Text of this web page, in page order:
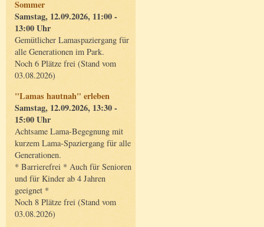
Sommer
Samstag, 12.09.2026, 11:00 -
13:00 Uhr
Gemütlicher Lamaspaziergang für
alle Generationen im Park.
Noch 6 Plätze frei (Stand vom
03.08.2026)
"Lamas hautnah" erleben
Samstag, 12.09.2026, 13:30 -
15:00 Uhr
Achtsame Lama-Begegnung mit
kurzem Lama-Spaziergang für alle
Generationen.
* Barrierefrei * Auch für Senioren
und für Kinder ab 4 Jahren
geeignet *
Noch 8 Plätze frei (Stand vom
03.08.2026)